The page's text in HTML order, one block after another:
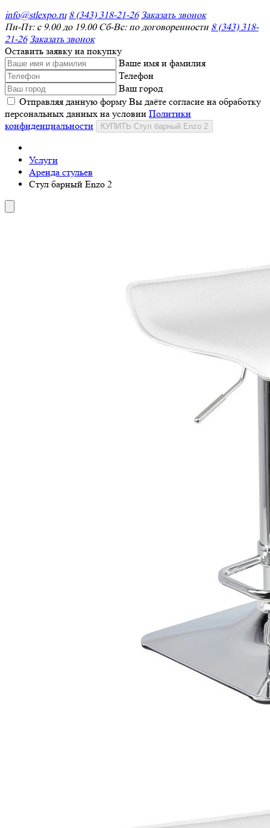
info@stlexpo.ru 8 (343) 318-21-26 Заказать звонок
Пн-Пт: с 9.00 до 19.00 Сб-Вс: по договоренности 8 (343) 318-
21-26 Заказать звонок
Оставить заявку на покупку
Ваше имя и фамилия
Телефон
Ваш город
Отправляя данную форму Вы даёте согласие на обработку
персональных данных на условии Политики
конфиденциальности
КУПИТЬ Стул барный Enzo 2
Услуги
Аренда стульев
Стул барный Enzo 2